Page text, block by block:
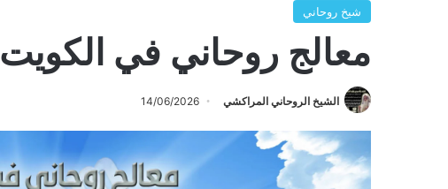
شيخ روحاني
معالج روحاني في الكويت
الشيخ الروحاني المراكشي 14/06/2026